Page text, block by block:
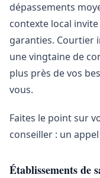
dépassements
contexte local
garanties. Courtier
une vingtaine de
plus près de vos
vous.
Faites le point sur
conseiller : un
Établissements de